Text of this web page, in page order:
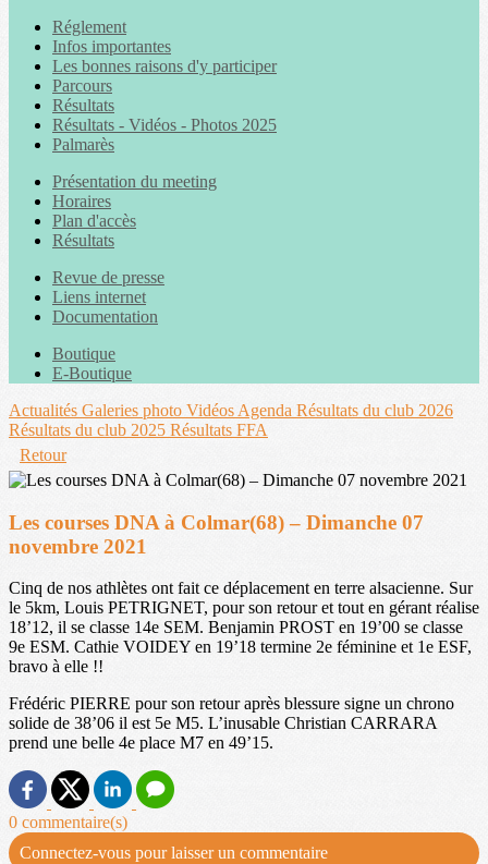
Réglement
Infos importantes
Les bonnes raisons d'y participer
Parcours
Résultats
Résultats - Vidéos - Photos 2025
Palmarès
Présentation du meeting
Horaires
Plan d'accès
Résultats
Revue de presse
Liens internet
Documentation
Boutique
E-Boutique
Actualités Galeries photo Vidéos Agenda Résultats du club 2026
Résultats du club 2025 Résultats FFA
Retour
Les courses DNA à Colmar(68) – Dimanche 07
novembre 2021
Cinq de nos athlètes ont fait ce déplacement en terre alsacienne. Sur
le 5km, Louis PETRIGNET, pour son retour et tout en gérant réalise
18’12, il se classe 14e SEM. Benjamin PROST en 19’00 se classe
9e ESM. Cathie VOIDEY en 19’18 termine 2e féminine et 1e ESF,
bravo à elle !!
Frédéric PIERRE pour son retour après blessure signe un chrono
solide de 38’06 il est 5e M5. L’inusable Christian CARRARA
prend une belle 4e place M7 en 49’15.
0 commentaire(s)
Connectez-vous pour laisser un commentaire